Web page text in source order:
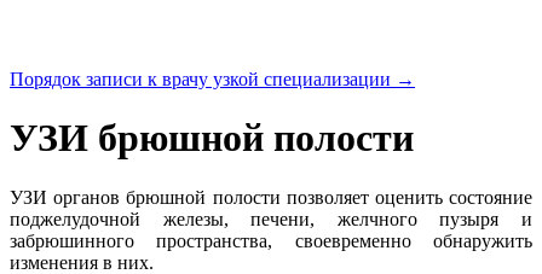
Порядок записи к врачу узкой специализации →
УЗИ брюшной полости
УЗИ органов брюшной полости позволяет оценить состояние
поджелудочной железы, печени, желчного пузыря и
забрюшинного пространства, своевременно обнаружить
изменения в них.